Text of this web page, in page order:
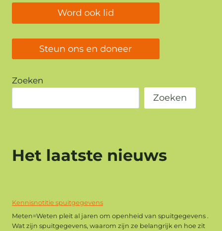
Word ook lid
Steun ons en doneer
Zoeken
Zoeken
Het laatste nieuws
Kennisnotitie spuitgegevens
Meten=Weten pleit al jaren om openheid van spuitgegevens .
Wat zijn spuitgegevens, waarom zijn ze belangrijk en hoe zit